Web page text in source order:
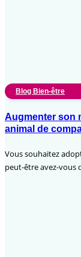
Blog Bien-être
Augmenter son
animal de
Vous souhaitez
peut-être avez-vous